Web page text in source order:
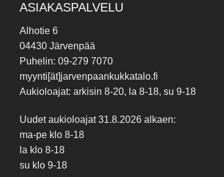
ASIAKASPALVELU
Alhotie 6
04430 Järvenpää
Puhelin: 09-279 7070
myynti[ät]jarvenpaankukkatalo.fi
Aukioloajat: arkisin 8-20, la 8-18, su 9-18
Uudet aukioloajat 31.8.2026 alkaen:
ma-pe klo 8-18
la klo 8-18
su klo 9-18